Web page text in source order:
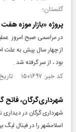
گلستان؛
پروژه «بازار موزه
در مراسمی صبح امروز
از چهار سال پیش به علت
بود ، از سر گرفته شد .
کد خبر: ۱۵۰۱۶۹۷ تاریخ انتشار : ۱۴۰۴/۰۲/۱۱
شهرداری‌گرگان،
شهرداری گرگان در
اسلامشهر را در فینال